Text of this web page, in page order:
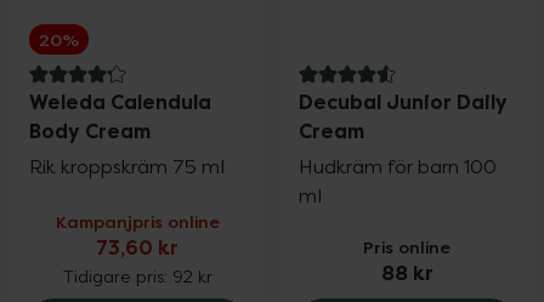
20%
4.2 av 5 i omdöme
Weleda Calendula
Body Cream
Rik kroppskräm 75 ml
Kampanjpris online
73,60 kr
Tidigare pris: 92 kr
4.6 av 5 i omdöme
Decubal Junior Daily
Cream
Hudkräm för barn 100
ml
Pris online
88 kr